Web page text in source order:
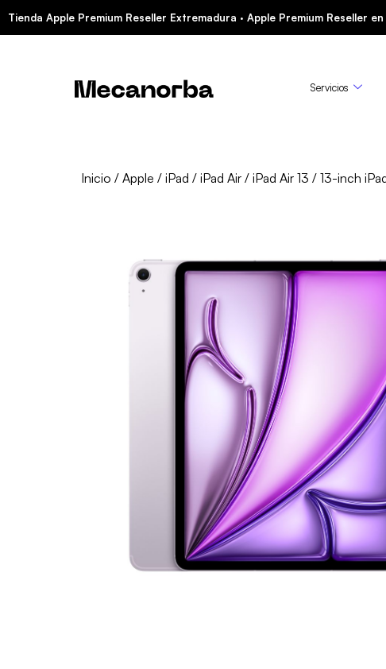
Tienda Apple Premium Reseller Extremadura · Apple Premium Reseller
Servicios
Inicio / Apple / iPad / iPad Air/ iPad Air 13 / 13-inch